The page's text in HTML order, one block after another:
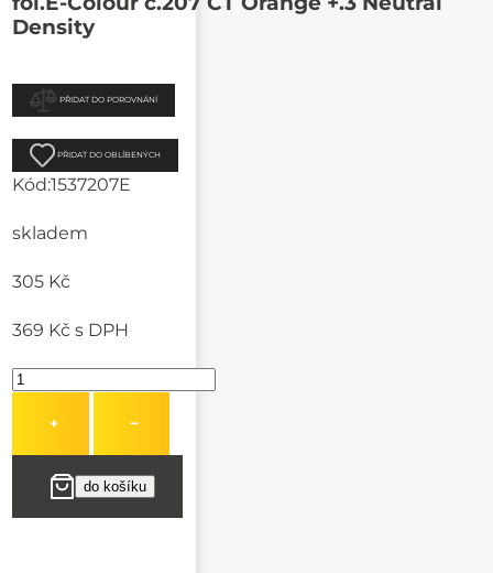
Density
PŘIDAT DO POROVNÁNÍ
PŘIDAT DO OBLÍBENÝCH
Kód:1537207E
skladem
305 Kč
369 Kčs DPH
+ −